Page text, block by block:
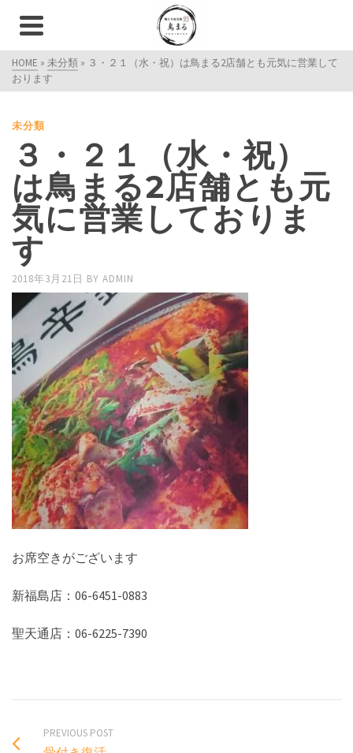
HOME » 未分類 » ３・２１（水・祝）は鳥まる2店舗とも元気に営業して
おります
未分類
３・２１（水・祝）
は鳥まる2店舗とも元
気に営業しておりま
す
2018年3月21日 BY ADMIN
お席空きがございます
新福島店：06-6451-0883
聖天通店：06-6225-7390
PREVIOUS POST